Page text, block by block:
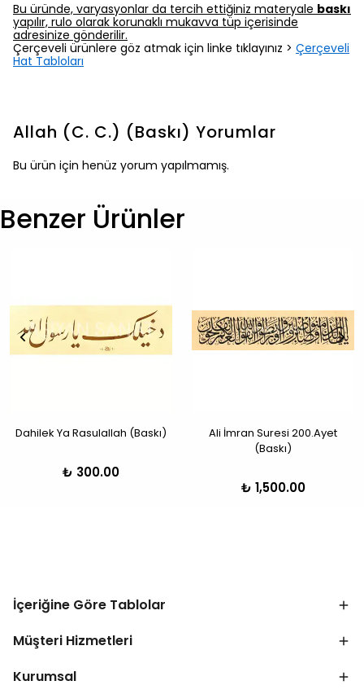
Bu üründe, varyasyonlar da tercih ettiğiniz materyale baskı
yapılır, rulo olarak korunaklı mukavva tüp içerisinde
adresinize gönderilir.
Çerçeveli ürünlere göz atmak için linke tıklayınız > Çerçeveli
Hat Tabloları
Allah (C. C.) (Baskı) Yorumlar
Bu ürün için henüz yorum yapılmamış.
Benzer Ürünler
Dahilek Ya Rasulallah (Baskı)
₺ 300.00
Ali İmran Suresi 200.Ayet
(Baskı)
₺ 1,500.00
İçeriğine Göre Tablolar
Müşteri Hizmetleri
Kurumsal